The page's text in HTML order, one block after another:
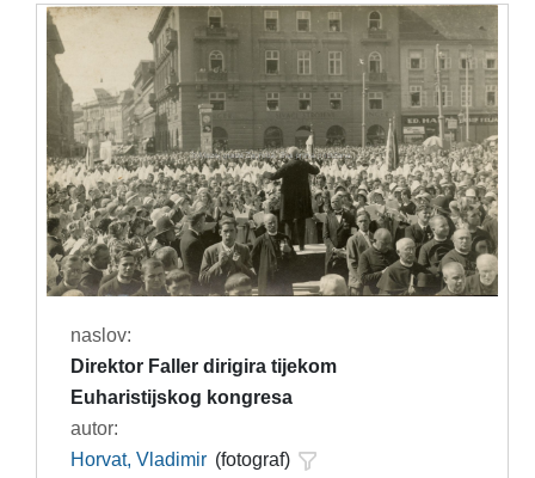
naslov:
Direktor Faller dirigira tijekom
Euharistijskog kongresa
autor:
Horvat, Vladimir (fotograf)